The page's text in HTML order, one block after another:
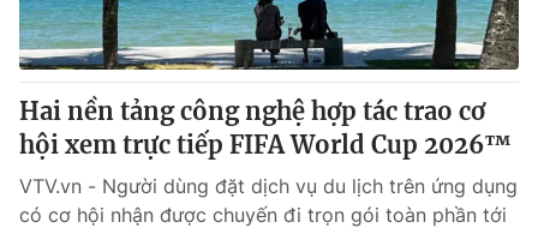
® Cấm sao chép dưới mọi hình thức nếu không có sự chấp
thuận bằng văn bản. Ghi rõ nguồn VTV.vn khi phát hành lại
thông tin từ website này.
Hai nền tảng công nghệ hợp tác trao cơ
hội xem trực tiếp FIFA World Cup 2026™
VTV.vn - Người dùng đặt dịch vụ du lịch trên ứng dụng
có cơ hội nhận được chuyến đi trọn gói toàn phần tới